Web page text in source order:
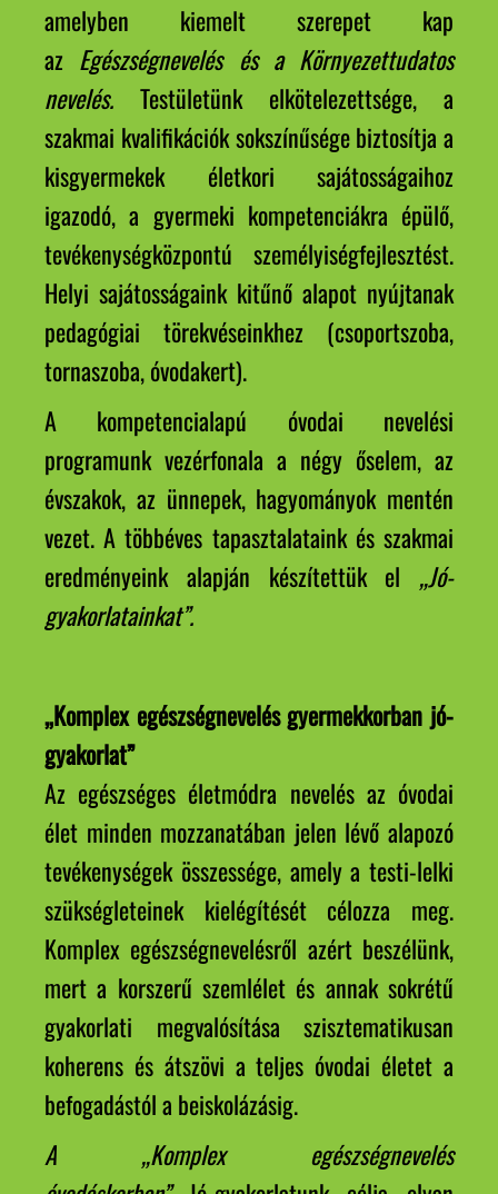
amelyben kiemelt szerepet kap
az Egészségnevelés és a Környezettudatos
nevelés. Testületünk elkötelezettsége, a
szakmai kvalifikációk sokszínűsége biztosítja a
kisgyermekek életkori sajátosságaihoz
igazodó, a gyermeki kompetenciákra épülő,
tevékenységközpontú személyiségfejlesztést.
Helyi sajátosságaink kitűnő alapot nyújtanak
pedagógiai törekvéseinkhez (csoportszoba,
tornaszoba, óvodakert).
A kompetencialapú óvodai nevelési
programunk vezérfonala a négy őselem, az
évszakok, az ünnepek, hagyományok mentén
vezet. A többéves tapasztalataink és szakmai
eredményeink alapján készítettük el „Jó-
gyakorlatainkat”.
„Komplex egészségnevelés gyermekkorban jó-
gyakorlat”
Az egészséges életmódra nevelés az óvodai
élet minden mozzanatában jelen lévő alapozó
tevékenységek összessége, amely a testi-lelki
szükségleteinek kielégítését célozza meg.
Komplex egészségnevelésről azért beszélünk,
mert a korszerű szemlélet és annak sokrétű
gyakorlati megvalósítása szisztematikusan
koherens és átszövi a teljes óvodai életet a
befogadástól a beiskolázásig.
A „Komplex egészségnevelés